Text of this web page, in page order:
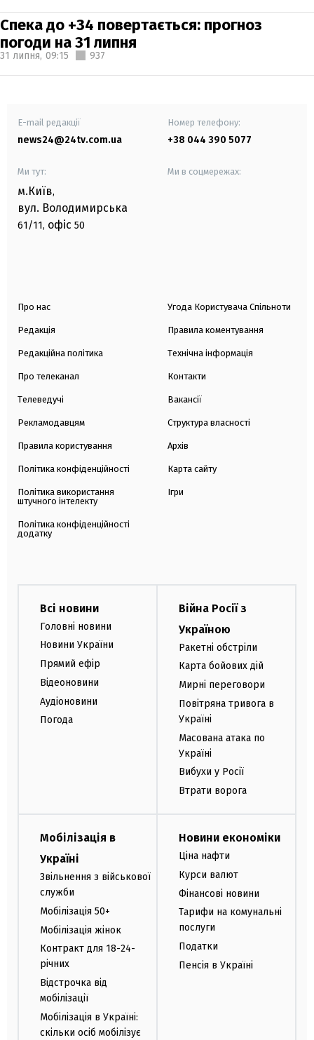
Спека до +34 повертається: прогноз
погоди на 31 липня
31 липня, 09:15 937
E-mail редакції
news24@24tv.com.ua
Номер телефону:
+38 044 390 5077
Ми тут:
м.Київ,
вул. Володимирська
61/11, офіс 50
Ми в соцмережах:
Про нас
Редакція
Редакційна політика
Про телеканал
Телеведучі
Рекламодавцям
Правила користування
Політика конфіденційності
Політика використання
штучного інтелекту
Політика конфіденційності
додатку
Угода Користувача Спільноти
Правила коментування
Технічна інформація
Контакти
Вакансії
Структура власності
Архів
Карта сайту
Ігри
Всі новини
Головні новини
Новини України
Прямий ефір
Відеоновини
Аудіоновини
Погода
Війна Росії з
Україною
Ракетні обстріли
Карта бойових дій
Мирні переговори
Повітряна тривога в
Україні
Масована атака по
Україні
Вибухи у Росії
Втрати ворога
Мобілізація в
Україні
Звільнення з військової
служби
Мобілізація 50+
Мобілізація жінок
Контракт для 18-24-
річних
Відстрочка від
мобілізації
Мобілізація в Україні:
скільки осіб мобілізує
Новини економіки
Ціна нафти
Курси валют
Фінансові новини
Тарифи на комунальні
послуги
Податки
Пенсія в Україні